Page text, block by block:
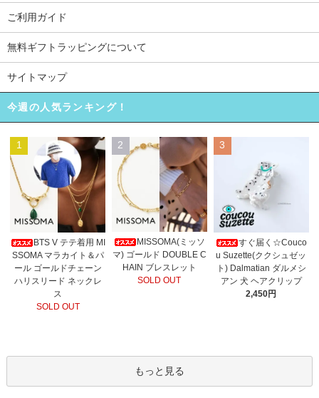
ご利用ガイド
無料ギフトラッピングについて
サイトマップ
今週の人気ランキング！
1
BTS V テテ着用 MI
SSOMA マラカイト＆パ
ール ゴールドチェーン
ハリスリード ネックレ
ス
SOLD OUT
2
MISSOMA(ミッソ
マ) ゴールド DOUBLE C
HAIN ブレスレット
SOLD OUT
3
すぐ届く☆Couco
u Suzette(ククシュゼッ
ト) Dalmatian ダルメシ
アン 犬 ヘアクリップ
2,450円
もっと見る